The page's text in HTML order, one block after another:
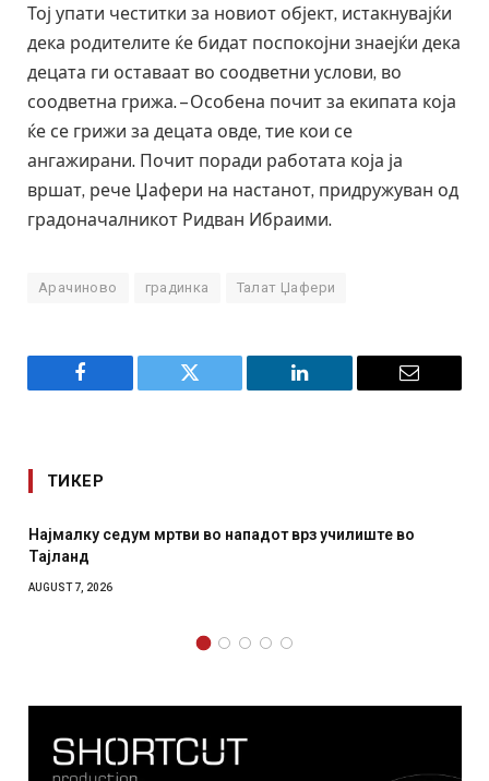
Тој упати честитки за новиот објект, истакнувајќи
дека родителите ќе бидат поспокојни знаејќи дека
децата ги оставаат во соодветни услови, во
соодветна грижа. – Особена почит за екипата која
ќе се грижи за децата овде, тие кои се
ангажирани. Почит поради работата која ја
вршат, рече Џафери на настанот, придружуван од
градоначалникот Ридван Ибраими.
Арачиново градинка Талат Џафери
Facebook Twitter LinkedIn Email
ТИКЕР
во
СОЗИС: Украинците повеќе им веруваат на